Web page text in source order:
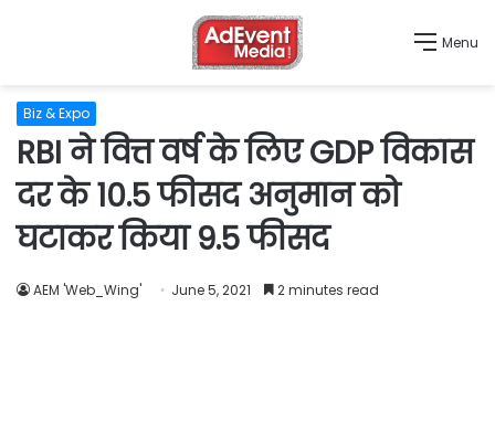
Menu
Biz & Expo
RBI ने वित्त वर्ष के लिए GDP विकास
दर के 10.5 फीसद अनुमान को
घटाकर किया 9.5 फीसद
AEM 'Web_Wing' June 5, 2021 2 minutes read